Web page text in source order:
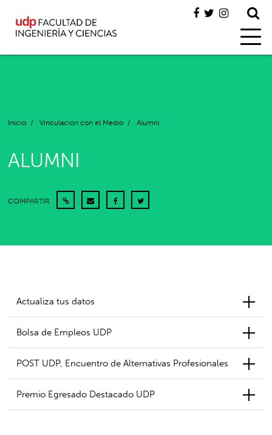
Inicio / Vinculación con el Medio / Alumni
ALUMNI
COMPARTIR
Actualiza tus datos
Bolsa de Empleos UDP
POST UDP, Encuentro de Alternativas Profesionales
Premio Egresado Destacado UDP